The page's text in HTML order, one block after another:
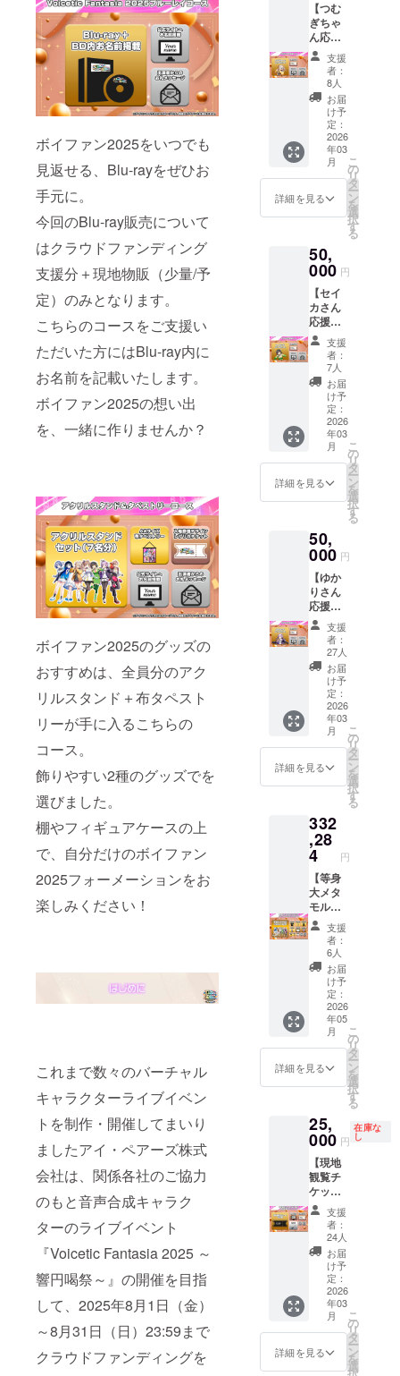
ボイファン2025をいつでも
見返せる、Blu-rayをぜひお
手元に。
今回のBlu-ray販売について
はクラウドファンディング
支援分＋現地物販（少量/予
定）のみとなります。
こちらのコースをご支援い
ただいた方にはBlu-ray内に
お名前を記載いたします。
ボイファン2025の想い出
を、一緒に作りませんか？
ボイファン2025のグッズの
おすすめは、全員分のアク
リルスタンド＋布タペスト
リーが手に入るこちらの
コース。
飾りやすい2種のグッズでを
選びました。
棚やフィギュアケースの上
で、自分だけのボイファン
2025フォーメーションをお
楽しみください！
これまで数々のバーチャル
キャラクターライブイベン
トを制作・開催してまいり
ましたアイ・ペアーズ株式
会社は、関係各社のご協力
のもと音声合成キャラク
ターのライブイベント
『Voicetic Fantasia 2025 ～
響円喝祭～』の開催を目指
して、2025年8月1日（金）
～8月31日（日）23:59まで
クラウドファンディングを
からの
お礼
メッ
セージ
☆備考
欄につ
いて フ
ラワー
スタン
ドおよ
びサイ
トへ掲
載を希
望する
お名前
を備考
力して
くださ
い。掲
載を希
望され
ない場
合は
「掲載
しな
い」と
記入く
ださ
い。入
力内容
をその
まま掲
載いた
します
ので、
以外は
入力し
ないよ
うお願
いいた
しま
す。同
名で複
数のご
支援い
ただい
た場合
でも、
掲載さ
れるお
名前は1
つのみ
となり
ます。
からの
お礼
メッ
セージ
☆備考
欄につ
いて サ
イトへ
掲載を
希望す
るお名
前を備
入力し
てくだ
掲載を
希望さ
れない
場合は
「掲載
しな
い」と
記入く
ださ
い。入
力内容
をその
まま掲
載いた
します
ので、
お名前
以外は
入力し
うお願
いいた
しま
す。同
名で複
数のご
支援い
ただい
た場合
でも、
掲載さ
れるお
名前は1
つのみ
となり
ます。
載】公
式サイ
トへお
名前を
掲載 7.
【後日
メール
送付】
出演者
からの
お礼
メッ
☆備考
欄につ
掲載を
希望す
るお名
前を備
考欄に
入力し
てくだ
さい。
掲載を
希望さ
れない
場合は
「掲載
しな
い」と
ださ
い。入
をその
まま掲
載いた
します
ので、
お名前
以外は
入力し
ないよ
うお願
いいた
しま
す。同
名で複
数のご
支援い
ただい
た場合
でも、
れるお
名前は1
つのみ
となり
ます。
きつづ
みちゃ
ん仕
様） 4.
【配
送】
57mm
缶バッ
ジ（す
ずきつ
づみ
ちゃん
5.【配
送】レ
ト 6.
【サイ
ト掲
載】公
式サイ
トへお
名前を
掲載 7.
【後日
メール
送付】
出演者
からの
お礼
メッ
☆備考
欄につ
掲載を
希望す
るお名
前を備
考欄に
入力し
てくだ
さい。
掲載を
希望さ
れない
場合は
「掲載
しな
い」と
ださ
い。入
をその
まま掲
載いた
します
ので、
お名前
以外は
入力し
ないよ
うお願
いいた
しま
す。同
名で複
数のご
支援い
ただい
でも、
掲載さ
名前は1
つのみ
となり
ます。
を同梱/
タカハ
シアマ
トくん
仕様）
2.【配
送】
フェイ
バリッ
トパネ
ル（タ
カハシ
アマト
くん仕
クリル
カード
（タカ
ハシア
マトく
ん仕
様） 4.
【配
送】
57mm
缶バッ
ジ（タ
カハシ
アマト
くん仕
【配
送】レ
ト 6.
【サイ
ト掲
載】公
式サイ
トへお
名前を
掲載 7.
【後日
メール
送付】
出演者
からの
お礼
メッ
☆備考
欄につ
掲載を
希望す
るお名
前を備
考欄に
入力し
てくだ
さい。
掲載を
希望さ
れない
場合は
「掲載
しな
い」と
記入く
い。入
力内容
載いた
します
ので、
お名前
以外は
入力し
ないよ
うお願
いいた
しま
す。同
名で複
数のご
支援い
ただい
でも、
掲載さ
ターン
が手に
入る
コース
です。
☆リ
ターン
内容 1.
【配
送】応
援コー
ス専用
パッ
ケージ
～4」の
グッズ
を同梱/
双葉湊
音ちゃ
ん仕
様） 2.
【配
送】
フェイ
バリッ
トパネ
ル（双
葉湊音
ちゃん
仕様）
3.【配
（双葉
湊音
ちゃん
仕様）
4.【配
送】
57mm
缶バッ
ジ（双
葉湊音
ちゃん
仕様）
5.【配
送】レ
プリカ
ト 6.
【サイ
式サイ
トへお
名前を
掲載 7.
【後日
メール
送付】
出演者
からの
お礼
メッ
セージ
☆備考
欄につ
いて サ
イトへ
希望す
るお名
入力し
てくだ
さい。
掲載を
希望さ
れない
場合は
「掲載
しな
い」と
記入く
ださ
い。入
力内容
をその
載いた
します
【つむ
ぎちゃ
ん応援
コー
ス】 ☆
プラン
概要 春
日部つ
むぎ
ちゃん
のイラ
スト付
きパッ
ケージ
に3点の
グッズ
された
スペ
シャル
なリ
ターン
が手に
入る
コース
です。
☆リ
ターン
内容 1.
【配
送】応
援コー
ス専用
パッ
内に「2
～4」の
グッズ
を同梱/
春日部
つむぎ
ちゃん
仕様）
2.【配
送】
フェイ
バリッ
トパネ
ル（春
日部つ
むぎ
ちゃん
クリル
カード
（春日
部つむ
ぎちゃ
ん仕
様） 4.
【配
送】
57mm
缶バッ
ジ（春
日部つ
むぎ
ちゃん
仕様）
5.【配
送】レ
【サイ
ト掲
載】公
式サイ
トへお
名前を
掲載 7.
【後日
メール
送付】
出演者
からの
お礼
メッ
セージ
欄につ
いて サ
支援
者：
8人
お届
け予
定：
2026
年03
月
詳細を見る
こ
の
リ
タ
ー
ン
を
選
択
す
る
50,
000 円
【セイ
カさん
応援
コー
ス】 ☆
プラン
概要 京
町セイ
カさん
のイラ
スト付
きパッ
ケージ
に3点の
グッズ
が封入
スペ
シャル
なリ
ターン
が手に
入る
コース
です。
☆リ
ターン
内容 1.
【配
送】応
援コー
ス専用
パッ
ケージ
～4」の
グッズ
を同梱/
京町セ
イカさ
ん仕
様） 2.
【配
送】
フェイ
バリッ
トパネ
ル（京
町セイ
カさん
仕様）
3.【配
送】ア
セイカ
さん仕
様） 4.
【配
送】
57mm
缶バッ
ジ（京
町セイ
カさん
仕様）
5.【配
送】レ
プリカ
チケッ
ト 6.
【サイ
支援
者：
7人
お届
け予
定：
2026
年03
月
詳細を見る
こ
の
リ
タ
ー
ン
を
選
択
す
る
50,
000 円
【ゆか
りさん
応援
コー
ス】 ☆
プラン
概要 結
月ゆか
りさん
のイラ
スト付
きパッ
ケージ
に3点の
グッズ
が封入
スペ
シャル
なリ
ターン
が手に
入る
コース
です。
☆リ
ターン
内容 1.
【配
送】応
援コー
ス専用
パッ
ケージ
（パッ
ケージ
内に「2
グッズ
を同梱/
結月ゆ
かりさ
ん仕
様） 2.
【配
送】
フェイ
バリッ
トパネ
ル（結
月ゆか
りさん
仕様）
3.【配
送】ア
支援
者：
27人
お届
け予
定：
2026
年03
月
詳細を見る
こ
の
リ
タ
ー
ン
を
選
択
す
る
332
,28
4 円
【等身
大メタ
モルパ
ネル付
き！ボ
イファ
ンデ
ラック
スコー
ス】 ☆
プラン
概要 本
コース
限定の
「描き
下ろし
メタモ
ルパネ
ル」1名
分に加
え、他
コース
のグッ
ズ（一
部除
く）が
含まれ
る豪華
コース
です。
ご支援
いただ
く際に
支援
者：
6人
お届
け予
定：
2026
年05
月
詳細を見る
こ
の
リ
タ
ー
ン
を
選
択
す
る
25,
000 円
在庫な
し
【現地
観覧チ
ケット
（VIP
席）＋
配信視
聴チ
ケット
コー
ス】 ☆
プラン
概要 現
地で盛
り上が
りたい
支援
者：
24人
お届
け予
定：
2026
年03
月
詳細を見る
こ
の
リ
タ
ー
ン
を
選